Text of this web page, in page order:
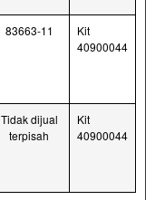
83663-11
Kit
40900044
Tidak dijual
terpisah
Kit
40900044